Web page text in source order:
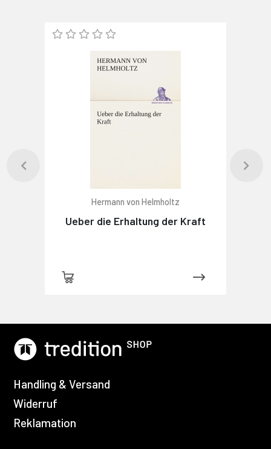
Hermann von Helmholtz
Ueber die Erhaltung der Kraft
Handling & Versand
Widerruf
Reklamation